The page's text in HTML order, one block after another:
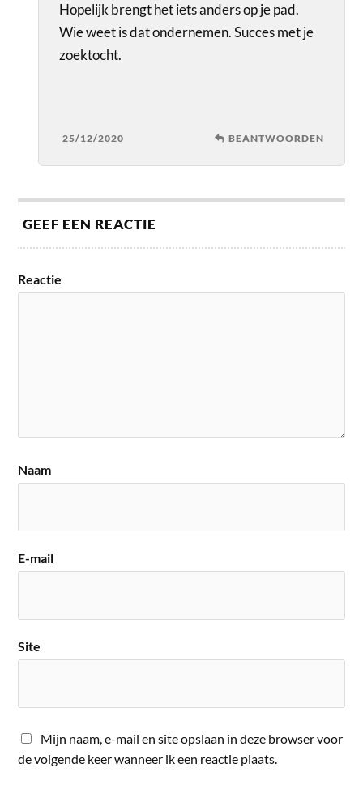
Hopelijk brengt het iets anders op je pad.
Wie weet is dat ondernemen. Succes met je
zoektocht.
25/12/2020 BEANTWOORDEN
GEEF EEN REACTIE
Reactie
Naam
E-mail
Site
Mijn naam, e-mail en site opslaan in deze browser voor
de volgende keer wanneer ik een reactie plaats.